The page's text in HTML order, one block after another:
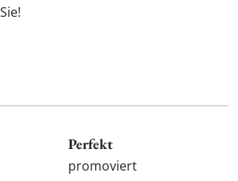
Sie!
Perfekt
promoviert